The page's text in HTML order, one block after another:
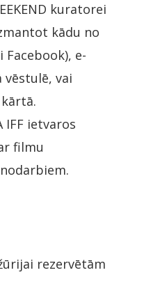
kuratorei
kādu no
e-
vai
ietvaros
filmu
rezervētām